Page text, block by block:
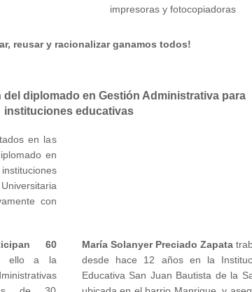
impresoras y fotocopiadoras
reusar y racionalizar ganamos todos!
diplomado en Gestión Administrativa para
instituciones educativas
en las
en
con
60
ello a la
María Solanyer Preciado Zapata
desde hace 12 años en la
Educativa San Juan Bautista de la